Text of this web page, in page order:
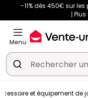
-11% dès 450€ sur
Plus
Menu
et équipement de